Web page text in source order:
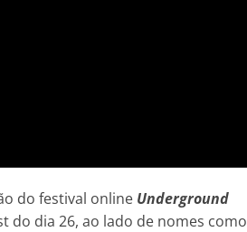
do festival online Underground
do dia 26, ao lado de nomes como